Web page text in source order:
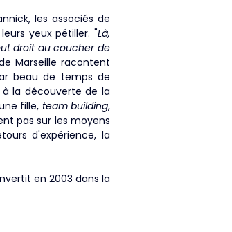
les associés de
yeux pétiller. "Là,
droit au coucher de
Marseille racontent
beau de temps de
la découverte de la
fille, team building,
pas sur les moyens
d'expérience, la
en 2003 dans la